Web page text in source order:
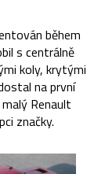
během
s centrálně
koly, krytými
na první
Renault
značky.